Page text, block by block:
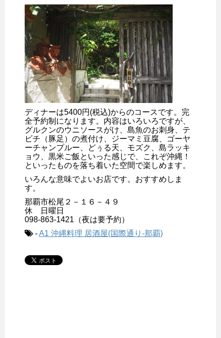
ディナーは5400円(税込)からのコースです。完
全予約制になります。内容はいろいろですが、
グルクンのウニソースがけ、島魚のお刺身、テ
ビチ（豚足）の煮付け、ジーマミ豆腐、ゴーヤ
ーチャンプルー、どぅる天、モズク、島ラッキ
ョウ、黒米ご飯といった感じで、これぞ沖縄！
といったものを落ち着いた空間で楽しめます。
いろんな意味でよいお店です。おすすめしま
す。
那覇市松尾２－１６－４９
休 日曜日
098-863-1421（夜は要予約）
-A1 沖縄料理 居酒屋(国際通り-那覇)